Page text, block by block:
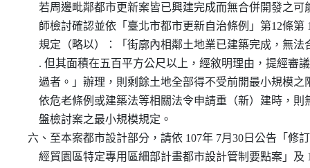
若周邊毗鄰都市更新案皆已興建完成而無合併開發之
師檢討確認並依「臺北市都市更新自治條例」第12條第
規定（略以）：「街廓內相鄰土地業已建築完成，無法
. 但其面積在五百平方公尺以上，經敘明理由，提經審
過者。」辦理，則剩餘土地全部得不受前開最小規模
依危老條例或建築法等相關法令申請重（新）建時，
      盤檢討案之最小規模規定。
六、至本案都市設計部分，請依 107年 7月30日公告「修
經貿園區特定專用區細部計畫都市設計管制要點案」及